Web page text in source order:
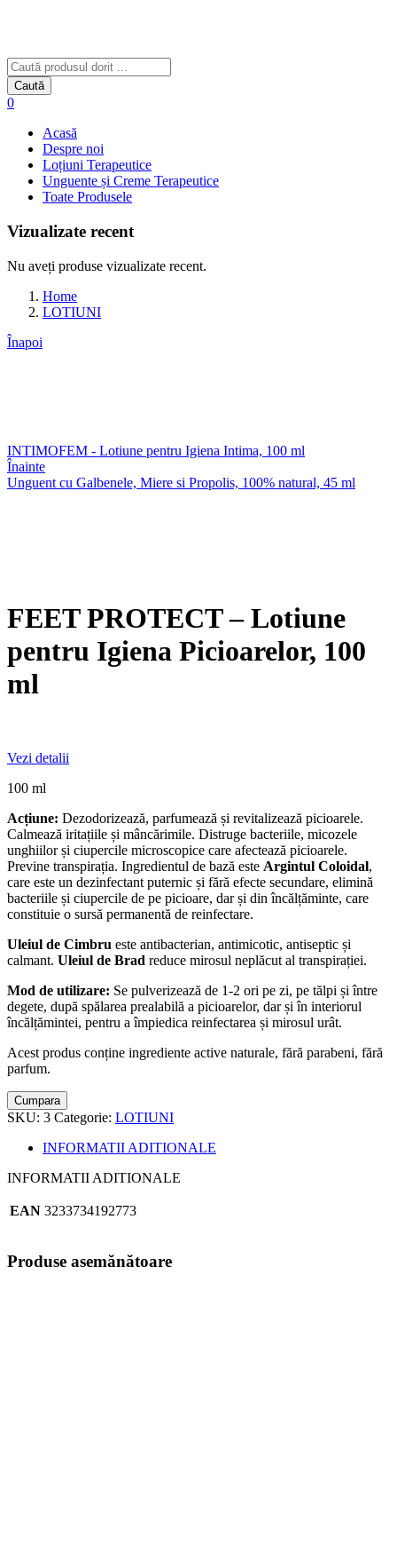
Caută
0
Acasă
Despre noi
Loțiuni Terapeutice
Unguente și Creme Terapeutice
Toate Produsele
Vizualizate recent
Nu aveți produse vizualizate recent.
Home
LOTIUNI
Înapoi
INTIMOFEM - Lotiune pentru Igiena Intima, 100 ml
Înainte
Unguent cu Galbenele, Miere si Propolis, 100% natural, 45 ml
FEET PROTECT – Lotiune
pentru Igiena Picioarelor, 100
ml
Vezi detalii
100 ml
Acțiune: Dezodorizează, parfumează și revitalizează picioarele.
Calmează iritațiile și mâncărimile. Distruge bacteriile, micozele
unghiilor și ciupercile microscopice care afectează picioarele.
Previne transpirația. Ingredientul de bază este Argintul Coloidal,
care este un dezinfectant puternic și fără efecte secundare, elimină
bacteriile și ciupercile de pe picioare, dar și din încălțăminte, care
constituie o sursă permanentă de reinfectare.
Uleiul de Cimbru este antibacterian, antimicotic, antiseptic și
calmant. Uleiul de Brad reduce mirosul neplăcut al transpirației.
Mod de utilizare: Se pulverizează de 1-2 ori pe zi, pe tălpi și între
degete, după spălarea prealabilă a picioarelor, dar și în interiorul
încălțămintei, pentru a împiedica reinfectarea și mirosul urât.
Acest produs conține ingrediente active naturale, fără parabeni, fără
parfum.
Cumpara
SKU: 3 Categorie: LOTIUNI
INFORMATII ADITIONALE
INFORMATII ADITIONALE
EAN 3233734192773
Produse asemănătoare